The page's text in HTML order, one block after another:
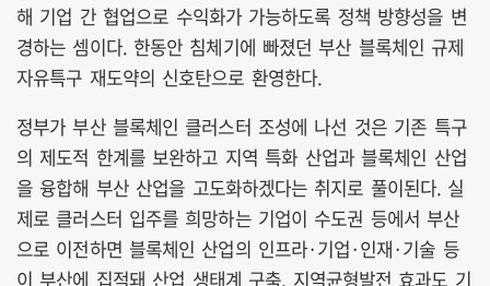
해 기업 간 협업으로 수익화가 가능하도록 정책 방향성을 변
경하는 셈이다. 한동안 침체기에 빠졌던 부산 블록체인 규제
자유특구 재도약의 신호탄으로 환영한다.
정부가 부산 블록체인 클러스터 조성에 나선 것은 기존 특구
의 제도적 한계를 보완하고 지역 특화 산업과 블록체인 산업
을 융합해 부산 산업을 고도화하겠다는 취지로 풀이된다. 실
제로 클러스터 입주를 희망하는 기업이 수도권 등에서 부산
으로 이전하면 블록체인 산업의 인프라·기업·인재·기술 등
이 부산에 집적돼 산업 생태계 구축, 지역균형발전 효과도 기